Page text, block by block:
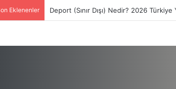
Eklenenler Deport (Sınır Dışı) Nedir? 2026 Türkiye